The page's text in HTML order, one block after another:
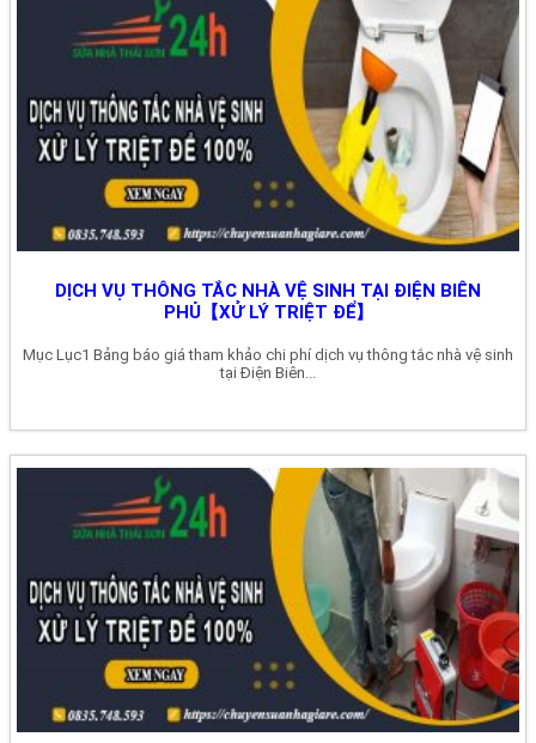
DỊCH VỤ THÔNG TẮC NHÀ VỆ SINH TẠI ĐIỆN BIÊN
PHỦ【XỬ LÝ TRIỆT ĐỂ】
Mục Lục1 Bảng báo giá tham khảo chi phí dịch vụ thông tắc nhà vệ sinh
tại Điện Biên...